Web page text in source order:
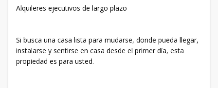
Alquileres ejecutivos de largo plazo
Si busca una casa lista para mudarse, donde pueda llegar,
instalarse y sentirse en casa desde el primer día, esta
propiedad es para usted.